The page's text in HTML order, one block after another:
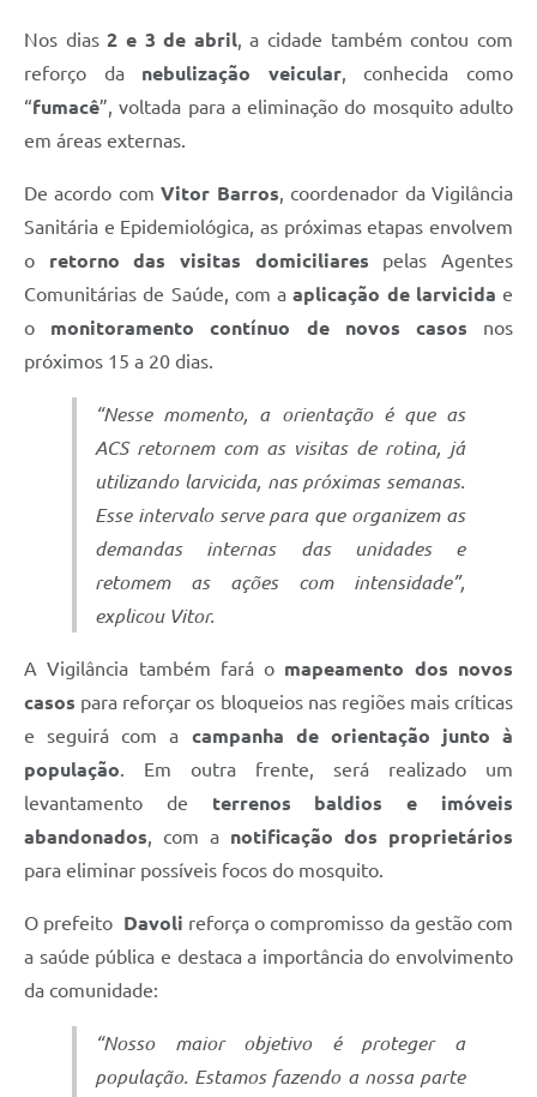
Nos dias2 e 3 de abril , a cidade também contou com
reforço da nebulização veicular, conhecida como
“fumacê”, voltada para a eliminação do mosquito adulto
em áreas externas.
De acordo comVitor Barros , coordenador da Vigilância
Sanitária e Epidemiológica, as próximas etapas envolvem
o retorno das visitas domiciliares pelas Agentes
Comunitárias de Saúde, com aaplicação de larvicida e
o monitoramento contínuo de novos casos nos
próximos 15 a 20 dias.
“Nesse momento, a orientação é que as
ACS retornem com as visitas de rotina, já
utilizando larvicida, nas próximas semanas.
Esse intervalo serve para que organizem as
demandas internas das unidades e
retomem as ações com intensidade”,
explicou Vitor.
A Vigilância também fará o mapeamento dos novos
casos para reforçar os bloqueios nas regiões mais críticas
e seguirá com a campanha de orientação junto à
população . Em outra frente, será realizado um
levantamento de terrenos baldios e imóveis
abandonados , com a notificação dos proprietários
para eliminar possíveis focos do mosquito.
O prefeito Davoli reforça o compromisso da gestão com
a saúde pública e destaca a importância do envolvimento
da comunidade:
“Nosso maior objetivo é proteger a
população. Estamos fazendo a nossa parte